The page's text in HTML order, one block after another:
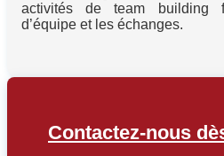
activités de team building
d’équipe et les échanges.
Contactez-nous